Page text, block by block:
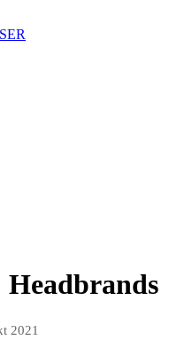
Headbrands
2021